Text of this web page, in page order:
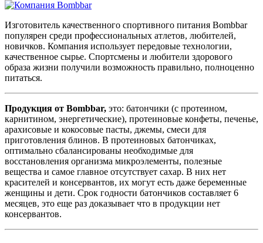
Изготовитель качественного спортивного питания Bombbar
популярен среди профессиональных атлетов, любителей,
новичков. Компания использует передовые технологии,
качественное сырье. Спортсмены и любители здорового
образа жизни получили возможность правильно, полноценно
питаться.
Продукция от Bombbar, это: батончики (с протеином,
карнитином, энергетические), протеиновые конфеты, печенье,
арахисовые и кокосовые пасты, джемы, смеси для
приготовления блинов. В протеиновых батончиках,
оптимально сбалансированы необходимые для
восстановления организма микроэлементы, полезные
вещества и самое главное отсутствует сахар. В них нет
красителей и консервантов, их могут есть даже беременные
женщины и дети. Срок годности батончиков составляет 6
месяцев, это еще раз доказывает что в продукции нет
консервантов.